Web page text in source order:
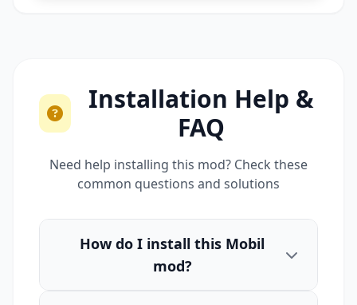
Installation Help &
FAQ
Need help installing this mod? Check these
common questions and solutions
How do I install this Mobil
mod?